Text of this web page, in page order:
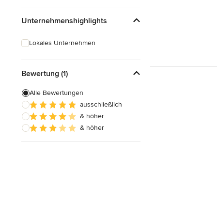
Unternehmenshighlights
Lokales Unternehmen
Bewertung (1)
Alle Bewertungen
ausschließlich
& höher
& höher